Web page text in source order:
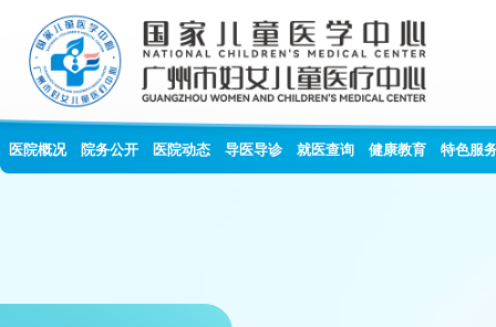
医院概况 院务公开 医院动态 导医导诊 就医查询 健康教育 特色服